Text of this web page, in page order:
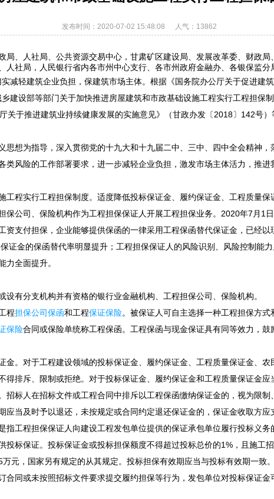
发布时间：2020-07-02 15:48:08 人气：13862
局、人社局、公共资源交易中心，甘肃矿区建设局、发展改革委、财政
人社局，人民银行省内各市州中心支行、各市州政府金融办、各银保监分
实减轻建筑企业负担，保建筑市场主体。根据《国务院办公厅关于促进建
建设部等部门关于加快推进房屋建筑和市政基础设施工程实行工程担保
关于推进建筑业持续健康发展的实施意见》（甘政办发〔2018〕142号）
思想为指导，深入贯彻党的十九大和十九届二中、三中、四中全会精神
类风险的工作部署要求，进一步减轻企业负担，激发市场主体活力，推进
工程实行工程担保制度。适度降低投标保证金、履约保证金、工程质量
保公司、保险机构作为工程担保保证人开展工程担保业务。2020年7月1
资支付担保，企业能够提供保函的一律采用工程保函替代保证金，已经
证金的保函替代率明显提升；工程担保保证人的风险识别、风险控制能
力全面提升。
设有分支机构并有资格的银行业金融机构、工程担保公司、保险机构。
程担保公司保函和工程保证保险。被保证人可自主选择一种工程担保方式
保险合同或保险单统称工程保函。工程保函与现金保证具有同等效力，鼓
金。对于工程建设领域的投标保证金、履约保证金、工程质量保证金、
得排斥、限制或拒绝。对于投标保证金、履约保证金和工程质量保证金
招标人在招标文件或工程合同中排斥以工程保函缴纳保证金的，视为限制
应当及时予以退还，未按规定或合同约定退还保证金的，保证金收取方应
指工程担保保证人向建设工程发包单位提供的保证承包单位履行投标义务
投标保证。投标保证金或投标担保额度不得超过投标总价的1%，且施工
元，国家另有规定的从其规定。投标担保有效期应当与投标有效期一致
合同或未按照招标文件要求提交履约担保等行为，发包单位对投标保证金